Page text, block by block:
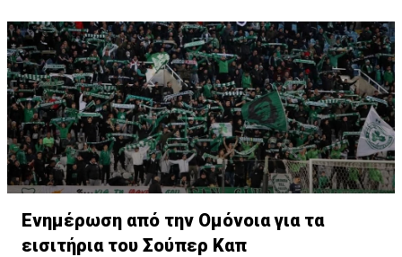
Ενημέρωση από την Ομόνοια για τα
εισιτήρια του Σούπερ Καπ